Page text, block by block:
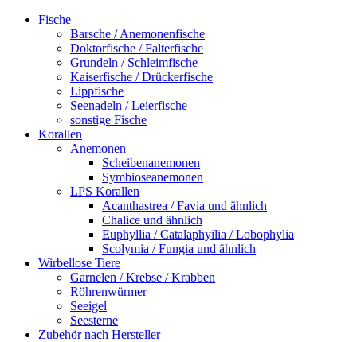
Fische
Barsche / Anemonenfische
Doktorfische / Falterfische
Grundeln / Schleimfische
Kaiserfische / Drückerfische
Lippfische
Seenadeln / Leierfische
sonstige Fische
Korallen
Anemonen
Scheibenanemonen
Symbioseanemonen
LPS Korallen
Acanthastrea / Favia und ähnlich
Chalice und ähnlich
Euphyllia / Catalaphyilia / Lobophylia
Scolymia / Fungia und ähnlich
Wirbellose Tiere
Garnelen / Krebse / Krabben
Röhrenwürmer
Seeigel
Seesterne
Zubehör nach Hersteller